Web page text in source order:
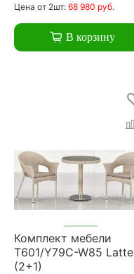
Цена от 2шт: 68 980 руб.
В корзину
Комплект мебели
T601/Y79C-W85 Latte
(2+1)